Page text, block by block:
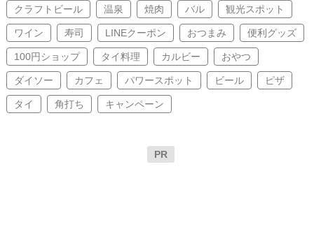
クラフトビール 温泉 焼肉 バル 観光スポット
ワイン 寿司 LINEクーポン おつまみ 便利グッズ
100円ショップ タイ料理 カルビー おやつ
ダイソー カフェ パワースポット ビール ピザ
タイ 角打ち キャンペーン
PR